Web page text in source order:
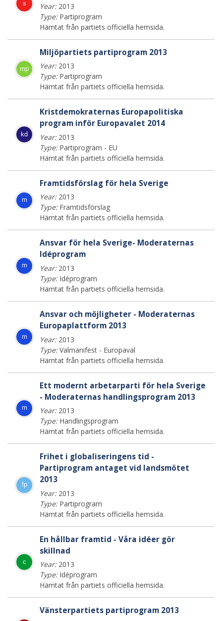
s Year:2013
Type:Partiprogram
Hämtat från partiets officiella hemsida.
mp
Miljöpartiets partiprogram 2013
Year:2013
Type:Partiprogram
Hämtat från partiets officiella hemsida.
kd
Kristdemokraternas Europapolitiska
program inför Europavalet 2014
Year:2013
Type:Partiprogram - EU
Hämtat från partiets officiella hemsida.
m
Framtidsförslag för hela Sverige
Year:2013
Type:Framtidsförslag
Hämtat från partiets officiella hemsida.
m
Ansvar för hela Sverige- Moderaternas
Idéprogram
Year:2013
Type:Idéprogram
Hämtat från partiets officiella hemsida.
m
Ansvar och möjligheter - Moderaternas
Europaplattform 2013
Year:2013
Type:Valmanifest - Europaval
Hämtat från partiets officiella hemsida.
m
Ett modernt arbetarparti för hela Sverige
- Moderaternas handlingsprogram 2013
Year:2013
Type:Handlingsprogram
Hämtat från partiets officiella hemsida.
fp
Frihet i globaliseringens tid -
Partiprogram antaget vid landsmötet
2013
Year:2013
Type:Partiprogram
Hämtat från partiets officiella hemsida.
c
En hållbar framtid - Våra idéer gör
skillnad
Year:2013
Type:Idéprogram
Hämtat från partiets officiella hemsida.
Vänsterpartiets partiprogram 2013